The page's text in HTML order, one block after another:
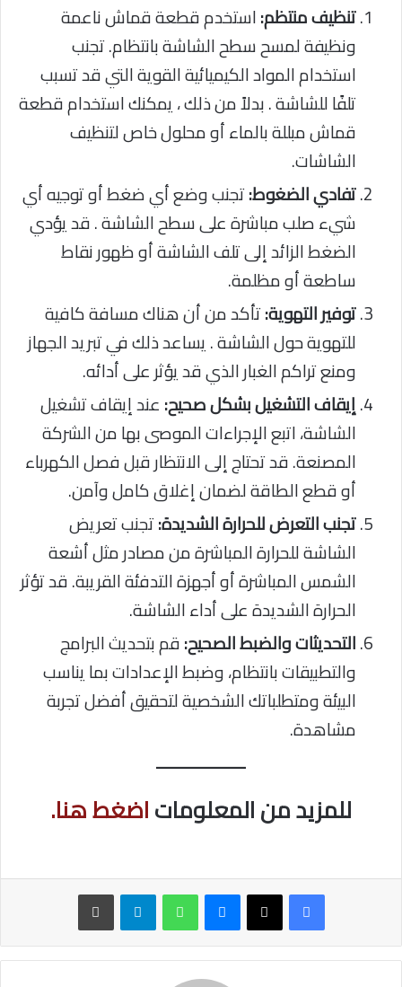
تنظيف منتظم:استخدم قطعة قماش ناعمة
ونظيفة لمسح سطح الشاشة بانتظام. تجنب
استخدام المواد الكيميائية القوية التي قد تسبب
تلفًا للشاشة . بدلاً من ذلك ، يمكنك استخدام قطعة
قماش مبللة بالماء أو محلول خاص لتنظيف
الشاشات.
تفادي الضغوط:تجنب وضع أي ضغط أو توجيه أي
شيء صلب مباشرة على سطح الشاشة . قد يؤدي
الضغط الزائد إلى تلف الشاشة أو ظهور نقاط
ساطعة أو مظلمة.
توفير التهوية:تأكد من أن هناك مسافة كافية
للتهوية حول الشاشة . يساعد ذلك في تبريد الجهاز
ومنع تراكم الغبار الذي قد يؤثر على أدائه.
إيقاف التشغيل بشكل صحيح:عند إيقاف تشغيل
الشاشة، اتبع الإجراءات الموصى بها من الشركة
المصنعة. قد تحتاج إلى الانتظار قبل فصل الكهرباء
أو قطع الطاقة لضمان إغلاق كامل وآمن.
تجنب التعرض للحرارة الشديدة:تجنب تعريض
الشاشة للحرارة المباشرة من مصادر مثل أشعة
الشمس المباشرة أو أجهزة التدفئة القريبة. قد تؤثر
الحرارة الشديدة على أداء الشاشة.
التحديثات والضبط الصحيح:قم بتحديث البرامج
والتطبيقات بانتظام، وضبط الإعدادات بما يناسب
البيئة ومتطلباتك الشخصية لتحقيق أفضل تجربة
مشاهدة.
للمزيد من المعلوماتاضغط هنا.
ماسنجر واتساب تيلقرام طباعة